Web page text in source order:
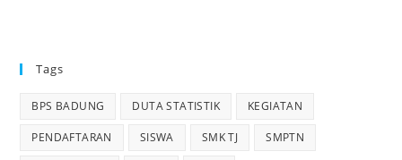
Tags
BPS BADUNG DUTA STATISTIK KEGIATAN
PENDAFTARAN SISWA SMK TJ SMPTN